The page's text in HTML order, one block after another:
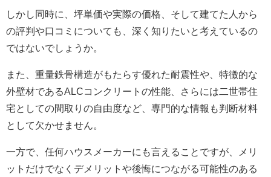
しかし同時に、坪単価や実際の価格、そして建てた人から
の評判や口コミについても、深く知りたいと考えているの
ではないでしょうか。
また、重量鉄骨構造がもたらす優れた耐震性や、特徴的な
外壁材であるALCコンクリートの性能、さらには二世帯住
宅としての間取りの自由度など、専門的な情報も判断材料
として欠かせません。
一方で、任何ハウスメーカーにも言えることですが、メリ
ットだけでなくデメリットや後悔につながる可能性のある